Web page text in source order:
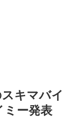
界のスキマバイト利
キマバイ
ー発表